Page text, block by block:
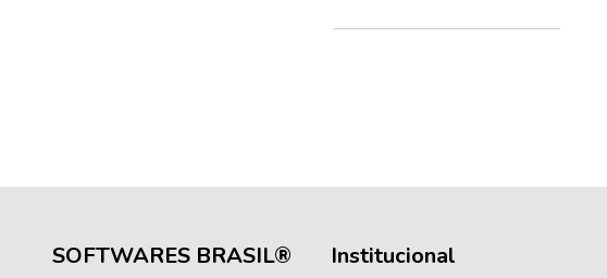
SOFTWARES BRASIL® Institucional